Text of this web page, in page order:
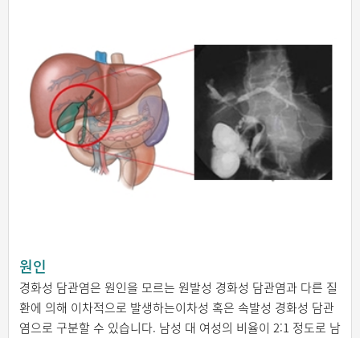
원인
경화성 담관염은 원인을 모르는 원발성 경화성 담관염과 다른 질
환에 의해 이차적으로 발생하는이차성 혹은 속발성 경화성 담관
염으로 구분할 수 있습니다. 남성 대 여성의 비율이 2:1 정도로 남